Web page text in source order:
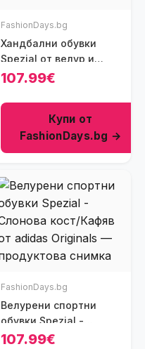
FashionDays.bg
Хандбални обувки
Spezial от велур и
кожа - Слонова кост/
107.99€
Купи от
FashionDays.bg →
FashionDays.bg
Велурени спортни
обувки Spezial -
Слонова кост/Кафяв
107.99€